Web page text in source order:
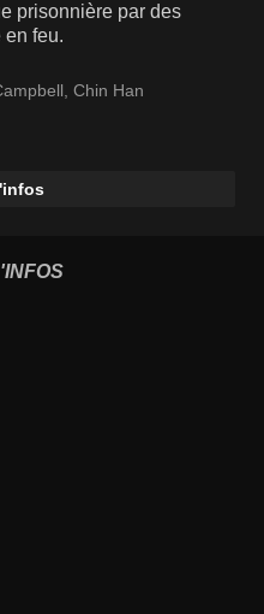
prisonnière par des
en feu.
, Chin Han